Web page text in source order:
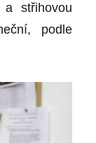
a střihovou
podle